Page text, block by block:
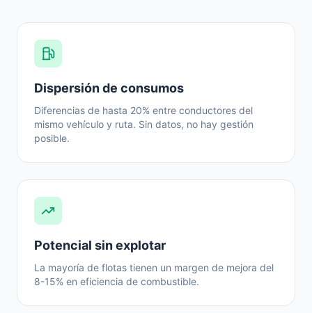
Dispersión de consumos
Diferencias de hasta 20% entre conductores del
mismo vehículo y ruta. Sin datos, no hay gestión
posible.
Potencial sin explotar
La mayoría de flotas tienen un margen de mejora del
8-15% en eficiencia de combustible.